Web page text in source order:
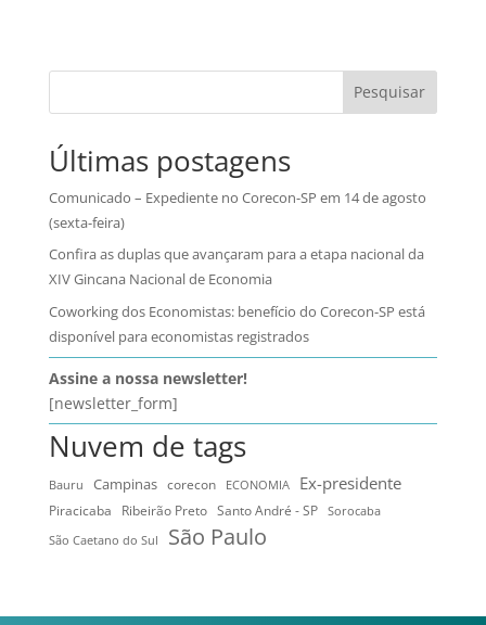
Pesquisar
Últimas postagens
Comunicado – Expediente no Corecon-SP em 14 de agosto
(sexta-feira)
Confira as duplas que avançaram para a etapa nacional da
XIV Gincana Nacional de Economia
Coworking dos Economistas: benefício do Corecon-SP está
disponível para economistas registrados
Assine a nossa newsletter!
[newsletter_form]
Nuvem de tags
Bauru Campinas corecon ECONOMIA Ex-presidente
Piracicaba Ribeirão Preto Santo André - SP
Sorocaba
São Caetano do Sul
São Paulo